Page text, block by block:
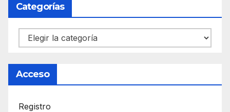
Categorías
Categorías
Acceso
Registro